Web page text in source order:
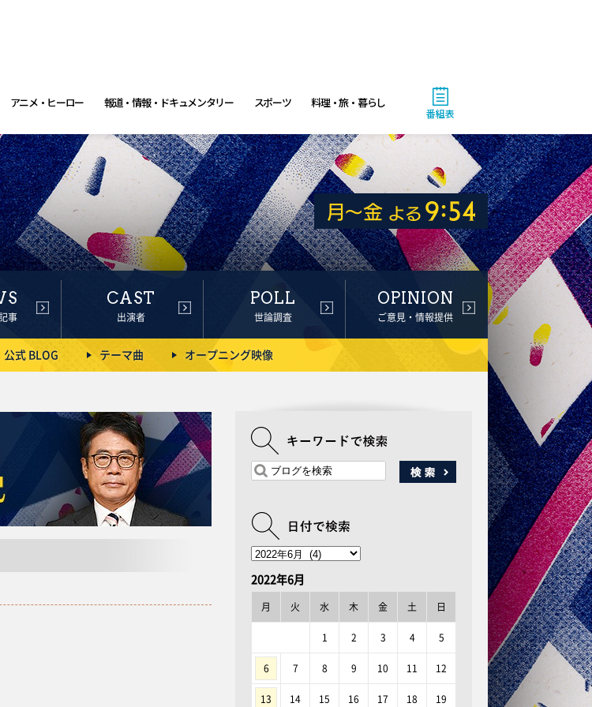
アニメ・ヒーロー 報道・情報・ドキュメンタリー スポーツ 料理・旅・暮らし
番組表
事
CAST
出演者
POLL
世論調査
OPINION
ご意見・情報提供
公式 BLOG テーマ曲 オープニング映像
2022年6月
月 火 水 木 金 土 日
1 2 3 4 5
6 7 8 9 10 11 12
13 14 15 16 17 18 19